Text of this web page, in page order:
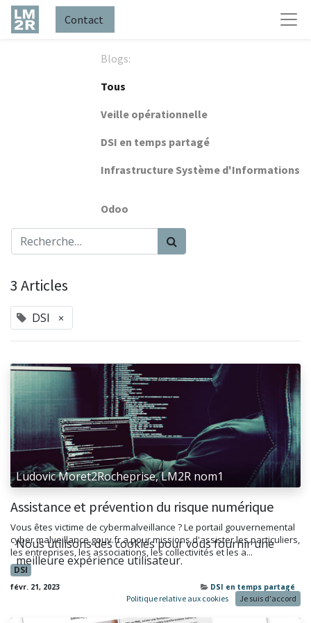
Contact
Blogs:
Tous
Veille opérationnelle
DSI en temps partagé
Infrastructure Système d'Informations
Odoo
3 Articles
DSI ×
Ludovic Moret2Rocheprise, LM2R nom1
Assistance et prévention du risque numérique
Vous êtes victime de cybermalveillance ? Le portail gouvernemental
cyber malveillance.gouv.fr a pour missions d'assister les particuliers,
les entreprises, les associations, les collectivités et les a...
DSI
févr. 21, 2023 DSI en temps partagé
Nous utilisons des cookies pour vous fournir une
meilleure expérience utilisateur.
Politique relative aux cookies Je suis d'accord